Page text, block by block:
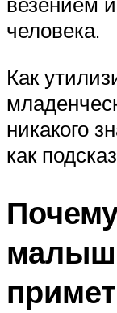
человека.
Как
никакого
как